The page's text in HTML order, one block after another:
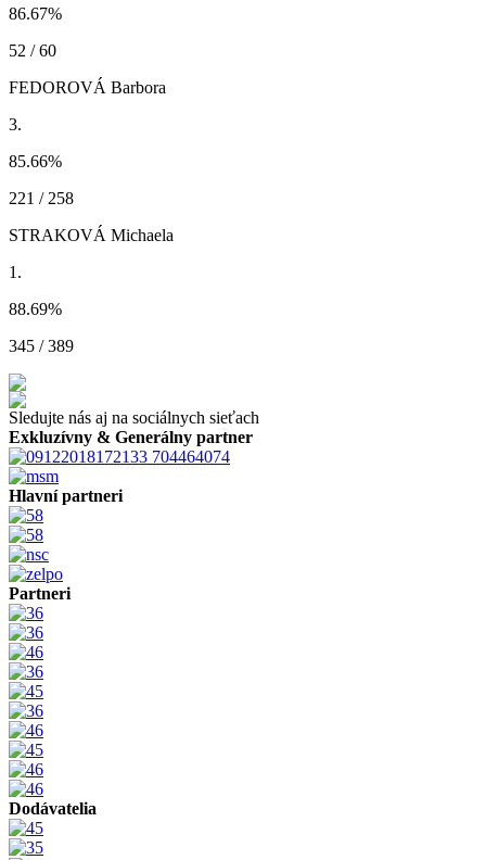
86.67%
52 / 60
FEDOROVÁ Barbora
3.
85.66%
221 / 258
STRAKOVÁ Michaela
1.
88.69%
345 / 389
Sledujte nás aj na sociálnych sieťach
Exkluzívny & Generálny partner
Hlavní partneri
Partneri
Dodávatelia